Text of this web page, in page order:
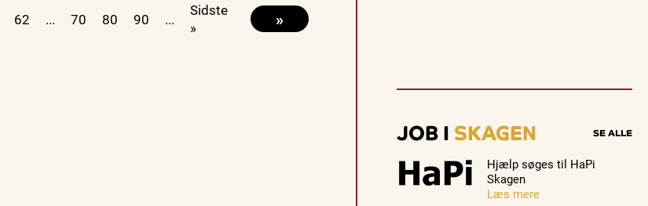
62 ... 70 80 90 ... »
Sidste
»
JOB I SKAGEN SE ALLE
Hjælp søges til HaPi
Skagen
Læs mere